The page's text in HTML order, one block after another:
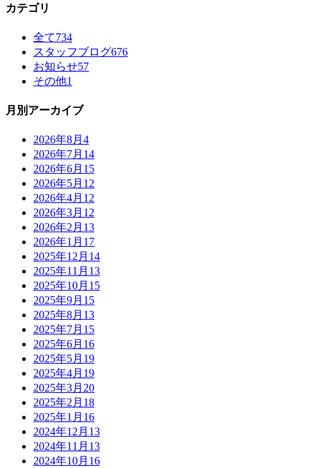
カテゴリ
全て734
スタッフブログ676
お知らせ57
その他1
月別アーカイブ
2026年8月 4
2026年7月 14
2026年6月 15
2026年5月 12
2026年4月 12
2026年3月 12
2026年2月 13
2026年1月 17
2025年12月 14
2025年11月 13
2025年10月 15
2025年9月 15
2025年8月 13
2025年7月 15
2025年6月 16
2025年5月 19
2025年4月 19
2025年3月 20
2025年2月 18
2025年1月 16
2024年12月 13
2024年11月 13
2024年10月 16